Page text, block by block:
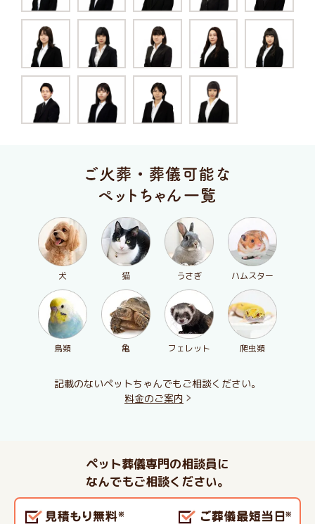
犬 猫 うさぎ ハムスター
鳥類 亀 フェレット 爬虫類
記載のないペットちゃんでもご相談ください。
料金のご案内
ペット葬儀専門の相談員に
なんでもご相談ください。